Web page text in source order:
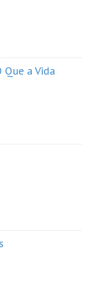
Que a Vida